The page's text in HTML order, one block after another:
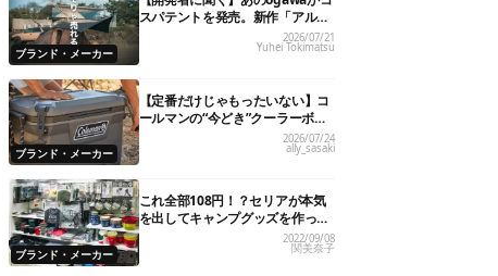
ブランド・メーカー
スパテントを発売。新作「アルテ
ミス」が即完売したワケ
2026/07/21
Yuhei Tokimatsu
ブランド・メーカー
【定番だけじゃもったいない】コ
ールマンの“今どき”クーラーボッ
クス7選！
2026/07/24
ally_sasaki
ブランド・メーカー
これ全部108円！？セリアが本気
を出してキャンプグッズを作った
ら凄いことに…！
2022/09/08
関美奈子